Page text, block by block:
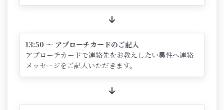
13:50 ～ アプローチカードのご記入
アプローチカードで連絡先をお教えしたい異性へ連絡
メッセージをご記入いただきます。